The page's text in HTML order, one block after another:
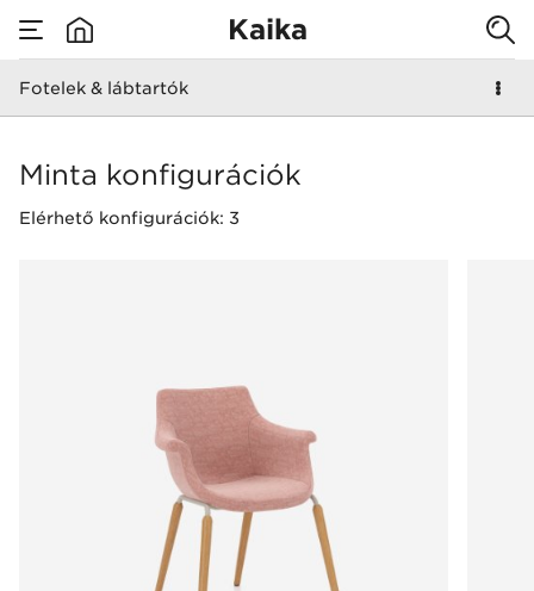
Kaika
Fotelek & lábtartók
Fotelek & lábtartók
Minta konfigurációk
Elérhető konfigurációk: 3